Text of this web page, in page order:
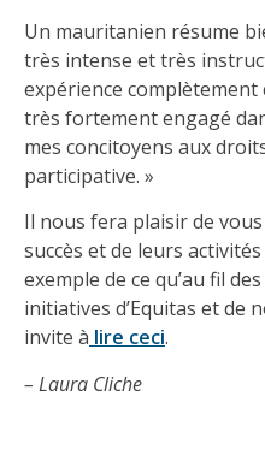
Un mauritanien résume
très intense et très
expérience complètement
très fortement engagé
mes concitoyens aux
participative. »
Il nous fera plaisir de
succès et de leurs
exemple de ce qu’au fil
initiatives d’Equitas et de
invite à lire ceci.
– Laura Cliche